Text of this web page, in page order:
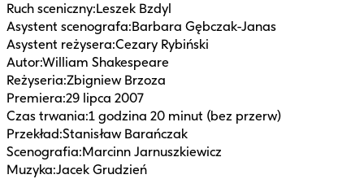
Ruch sceniczny:Leszek Bzdyl
Asystent scenografa:Barbara Gębczak-Janas
Asystent reżysera:Cezary Rybiński
Autor:William Shakespeare
Reżyseria:Zbigniew Brzoza
Premiera:29 lipca 2007
Czas trwania:1 godzina 20 minut (bez przerw)
Przekład:Stanisław Barańczak
Scenografia:Marcinn Jarnuszkiewicz
Muzyka:Jacek Grudzień